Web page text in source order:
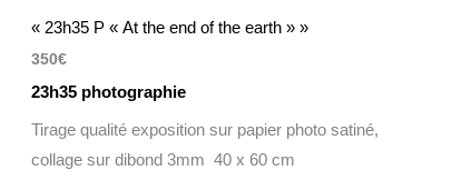
« 23h35 P « At the end of the earth » »
350€
23h35 photographie
Tirage qualité exposition sur papier photo satiné,
collage sur dibond 3mm 40 x 60 cm